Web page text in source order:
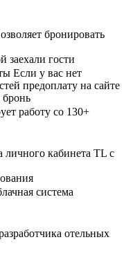
бронировать
заехали гости
Если у вас нет
предоплату на сайте
работу со 130+
личного кабинета TL c
система
отельных